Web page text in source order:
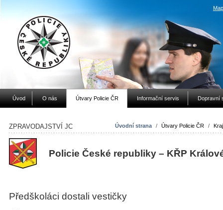
Úvod O nás Útvary Policie ČR Informační servis Dopravní
Úvodní strana / Útvary Policie ČR /
ZPRAVODAJSTVÍ JC
Policie České republiky – KŘP
Předškoláci dostali vestičky